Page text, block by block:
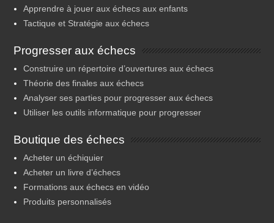
Apprendre à jouer aux échecs aux enfants
Tactique et Stratégie aux échecs
Progresser aux échecs
Construire un répertoire d’ouvertures aux échecs
Théorie des finales aux échecs
Analyser ses parties pour progresser aux échecs
Utiliser les outils informatique pour progresser
Boutique des échecs
Acheter un échiquier
Acheter un livre d’échecs
Formations aux échecs en vidéo
Produits personnalisés